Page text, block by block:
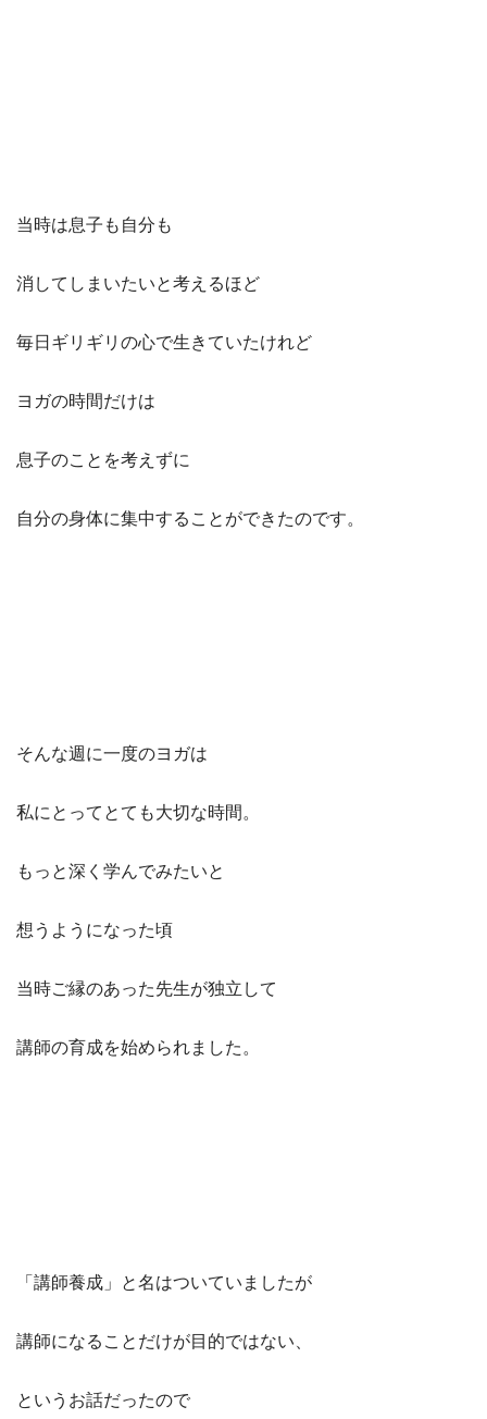
当時は息子も自分も
消してしまいたいと考えるほど
毎日ギリギリの心で生きていたけれど
ヨガの時間だけは
息子のことを考えずに
自分の身体に集中することができたのです。
そんな週に一度のヨガは
私にとってとても大切な時間。
もっと深く学んでみたいと
想うようになった頃
当時ご縁のあった先生が独立して
講師の育成を始められました。
「講師養成」と名はついていましたが
講師になることだけが目的ではない、
というお話だったので